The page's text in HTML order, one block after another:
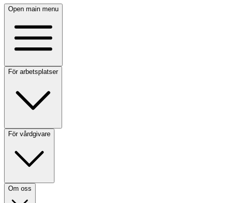
Open main menu
För arbetsplatser
För vårdgivare
Om oss